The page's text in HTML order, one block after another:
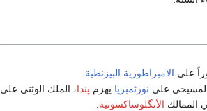
على الامبراطورية البيزنطية
نورثمبريا يهزم پندا، الملك الوثني على
الممالك الأنگلوساكسونية.